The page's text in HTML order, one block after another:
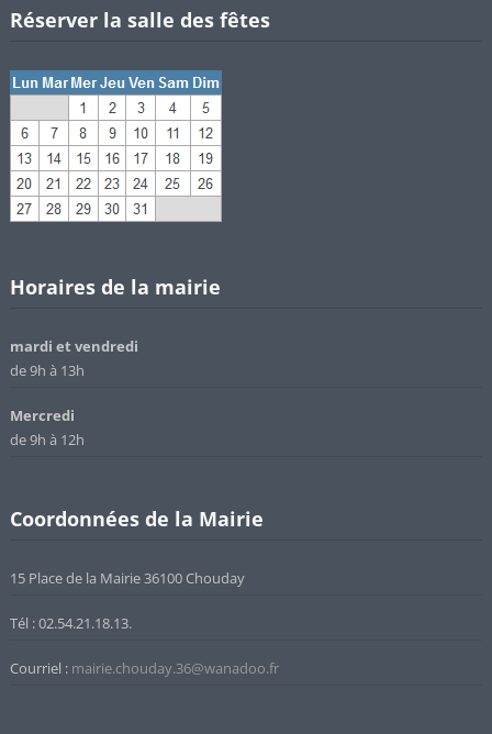
Réserver la salle des fêtes
Horaires de la mairie
mardi et vendredi
de 9h à 13h
Mercredi
de 9h à 12h
Coordonnées de la Mairie
15 Place de la Mairie 36100 Chouday
Tél : 02.54.21.18.13.
Courriel : mairie.chouday.36@wanadoo.fr